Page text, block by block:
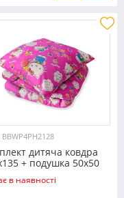
дитяча ковдра
+ подушка 50x50
в наявності